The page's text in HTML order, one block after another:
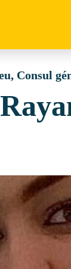
Consul